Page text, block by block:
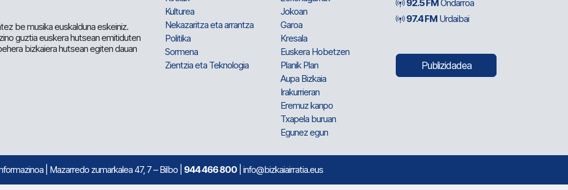
be musika euskalduna eskeiniz.
guztia euskera hutsean emitiduten
bizkaiera hutsean egiten dauan
Kulturea
Nekazaritza eta arrantza
Politika
Sormena
Zientzia eta Teknologia
Jokoan
Garoa
Kresala
Euskera Hobetzen
Planik Plan
Aupa Bizkaia
Irakurrieran
Eremuz kanpo
Txapela buruan
Egunez egun
92.5 FMOndarroa
97.4 FM Urdaibai
Publizidadea
| Mazarredo zumarkalea 47, 7 – Bilbo | 944 466 800 | info@bizkaiairratia.eus